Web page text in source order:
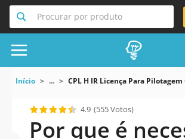
Procurar por produto
Início ... CPL H IR Licença Para
4.9 (555 Votos)
Por que é